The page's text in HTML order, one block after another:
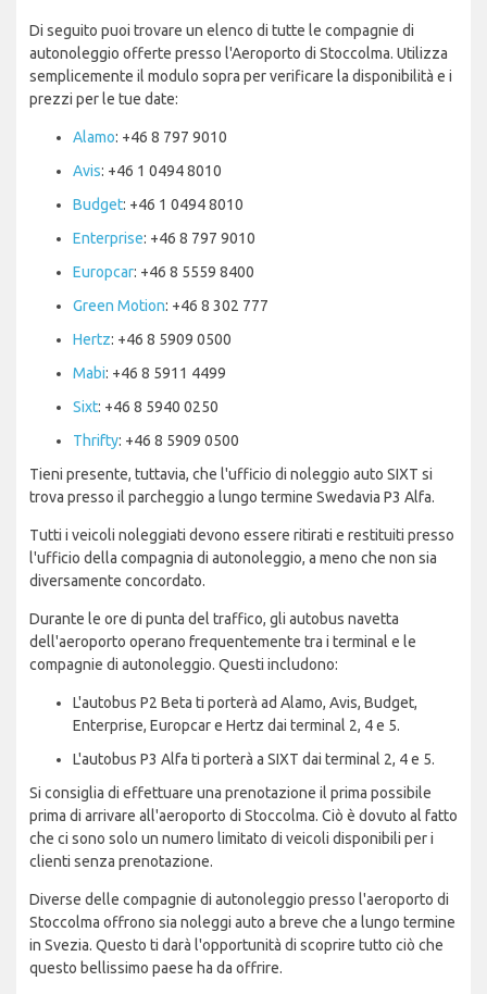
Di seguito puoi trovare un elenco di tutte le compagnie di
autonoleggio offerte presso l'Aeroporto di Stoccolma. Utilizza
semplicemente il modulo sopra per verificare la disponibilità e i
prezzi per le tue date:
Alamo: +46 8 797 9010
Avis: +46 1 0494 8010
Budget: +46 1 0494 8010
Enterprise: +46 8 797 9010
Europcar: +46 8 5559 8400
Green Motion: +46 8 302 777
Hertz: +46 8 5909 0500
Mabi: +46 8 5911 4499
Sixt: +46 8 5940 0250
Thrifty: +46 8 5909 0500
Tieni presente, tuttavia, che l'ufficio di noleggio auto SIXT si
trova presso il parcheggio a lungo termine Swedavia P3 Alfa.
Tutti i veicoli noleggiati devono essere ritirati e restituiti presso
l'ufficio della compagnia di autonoleggio, a meno che non sia
diversamente concordato.
Durante le ore di punta del traffico, gli autobus navetta
dell'aeroporto operano frequentemente tra i terminal e le
compagnie di autonoleggio. Questi includono:
L'autobus P2 Beta ti porterà ad Alamo, Avis, Budget,
Enterprise, Europcar e Hertz dai terminal 2, 4 e 5.
L'autobus P3 Alfa ti porterà a SIXT dai terminal 2, 4 e 5.
Si consiglia di effettuare una prenotazione il prima possibile
prima di arrivare all'aeroporto di Stoccolma. Ciò è dovuto al fatto
che ci sono solo un numero limitato di veicoli disponibili per i
clienti senza prenotazione.
Diverse delle compagnie di autonoleggio presso l'aeroporto di
Stoccolma offrono sia noleggi auto a breve che a lungo termine
in Svezia. Questo ti darà l'opportunità di scoprire tutto ciò che
questo bellissimo paese ha da offrire.